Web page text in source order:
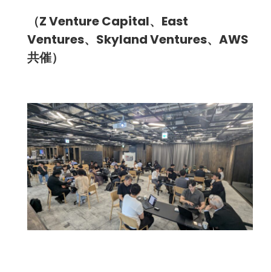
（Z Venture Capital、East
Ventures、Skyland Ventures、AWS
共催）